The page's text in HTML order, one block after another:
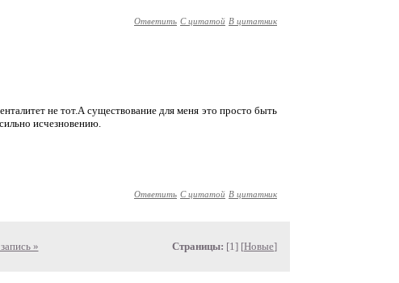
Ответить С цитатой В цитатник
не тот.А существование для меня это просто быть
исчезновению.
Ответить С цитатой В цитатник
» Страницы: [1] [Новые]